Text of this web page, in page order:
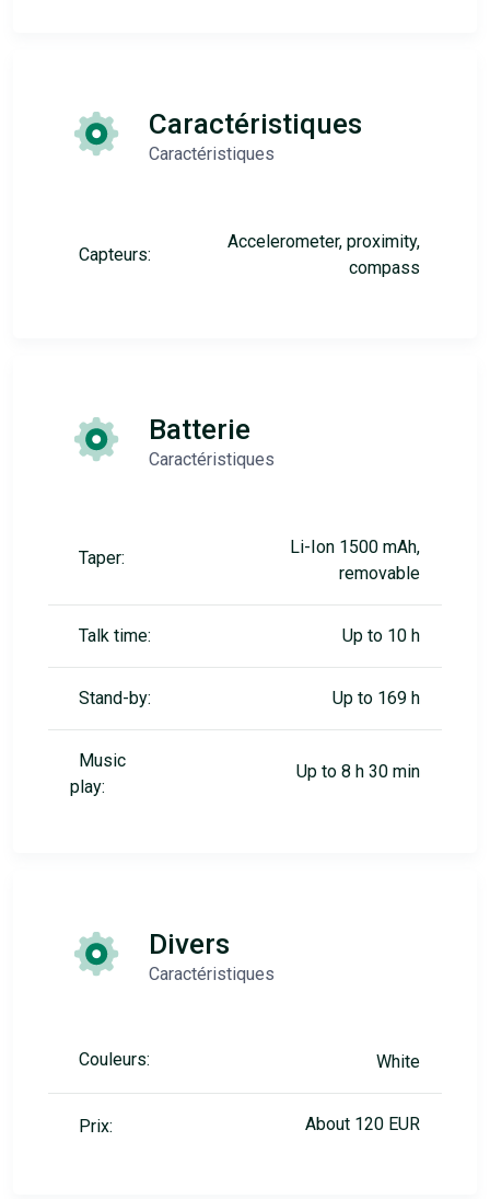
Caractéristiques
Caractéristiques
Capteurs:
Accelerometer, proximity,
compass
Batterie
Caractéristiques
Taper:
Li-Ion 1500 mAh,
removable
Talk time: Up to 10 h
Stand-by: Up to 169 h
Music
play:
Up to 8 h 30 min
Divers
Caractéristiques
Couleurs: White
Prix: About 120 EUR